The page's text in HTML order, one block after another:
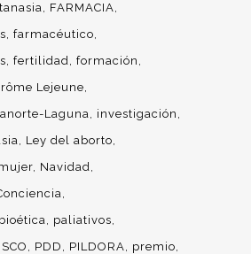
FARMACIA
farmacéutico
fertilidad formación
Lejeune
Laguna
investigación
Ley del aborto
Navidad
paliativos
PDD PILDORA
premio